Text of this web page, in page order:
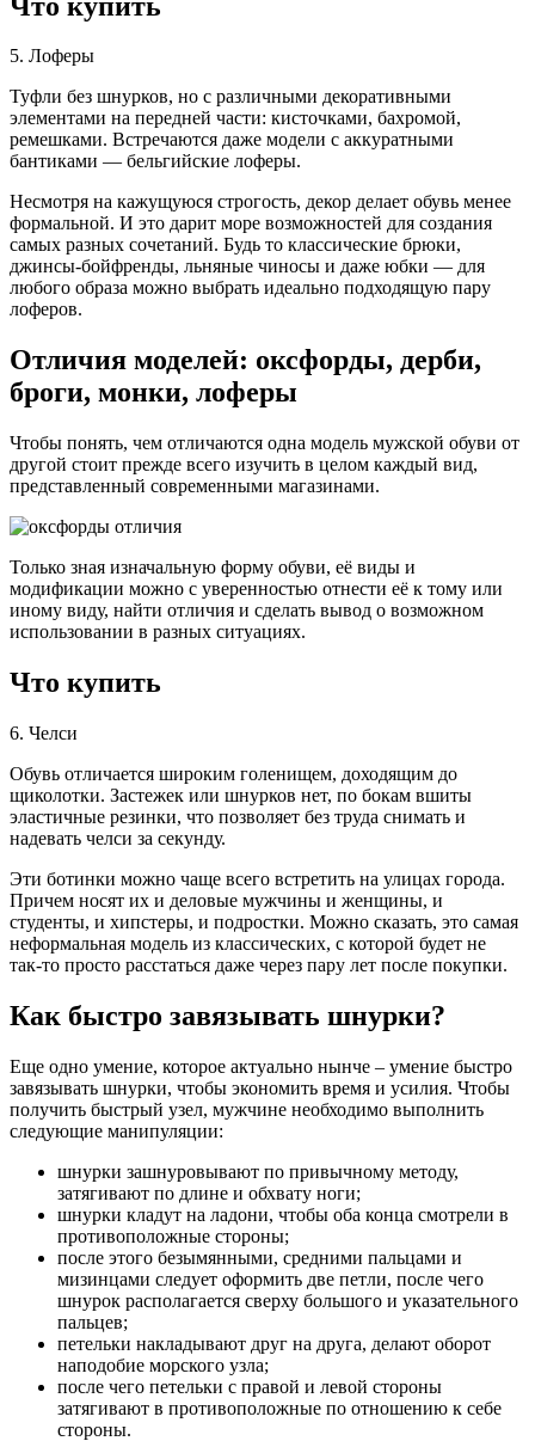
5. Лоферы
Туфли без шнурков, но с различными декоративными
элементами на передней части: кисточками, бахромой,
ремешками. Встречаются даже модели с аккуратными
бантиками — бельгийские лоферы.
Несмотря на кажущуюся строгость, декор делает обувь менее
формальной. И это дарит море возможностей для создания
самых разных сочетаний. Будь то классические брюки,
джинсы‑бойфренды, льняные чиносы и даже юбки — для
любого образа можно выбрать идеально подходящую пару
лоферов.
Отличия моделей: оксфорды, дерби,
броги, монки, лоферы
Чтобы понять, чем отличаются одна модель мужской обуви от
другой стоит прежде всего изучить в целом каждый вид,
представленный современными магазинами.
Только зная изначальную форму обуви, её виды и
модификации можно с уверенностью отнести её к тому или
иному виду, найти отличия и сделать вывод о возможном
использовании в разных ситуациях.
Что купить
6. Челси
Обувь отличается широким голенищем, доходящим до
щиколотки. Застежек или шнурков нет, по бокам вшиты
эластичные резинки, что позволяет без труда снимать и
надевать челси за секунду.
Эти ботинки можно чаще всего встретить на улицах города.
Причем носят их и деловые мужчины и женщины, и
студенты, и хипстеры, и подростки. Можно сказать, это самая
неформальная модель из классических, с которой будет не
так‑то просто расстаться даже через пару лет после покупки.
Как быстро завязывать шнурки?
Еще одно умение, которое актуально нынче – умение быстро
завязывать шнурки, чтобы экономить время и усилия. Чтобы
получить быстрый узел, мужчине необходимо выполнить
следующие манипуляции:
шнурки зашнуровывают по привычному методу,
затягивают по длине и обхвату ноги;
шнурки кладут на ладони, чтобы оба конца смотрели в
противоположные стороны;
после этого безымянными, средними пальцами и
мизинцами следует оформить две петли, после чего
шнурок располагается сверху большого и указательного
пальцев;
петельки накладывают друг на друга, делают оборот
наподобие морского узла;
после чего петельки с правой и левой стороны
затягивают в противоположные по отношению к себе
стороны.